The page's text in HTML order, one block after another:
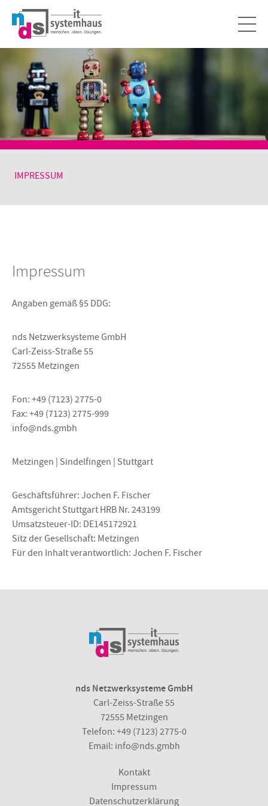
IMPRESSUM
Impressum
Angaben gemäß §5 DDG:
nds Netzwerksysteme GmbH
Carl-Zeiss-Straße 55
72555 Metzingen
Fon: +49 (7123) 2775-0
Fax: +49 (7123) 2775-999
info@nds.gmbh
Metzingen | Sindelfingen | Stuttgart
Geschäftsführer: Jochen F. Fischer
Amtsgericht Stuttgart HRB Nr. 243199
Umsatzsteuer-ID: DE145172921
Sitz der Gesellschaft: Metzingen
Für den Inhalt verantwortlich: Jochen F. Fischer
nds Netzwerksysteme GmbH
Carl-Zeiss-Straße 55
72555 Metzingen
Telefon: +49 (7123) 2775-0
Email: info@nds.gmbh
Kontakt
Impressum
Datenschutzerklärung